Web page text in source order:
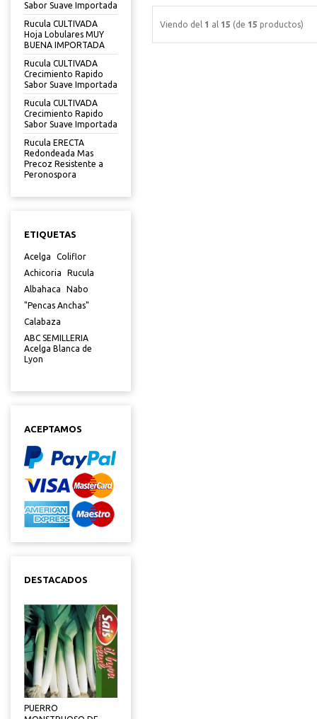
Sabor Suave Importada
Rucula CULTIVADA
Hoja Lobulares MUY
BUENA IMPORTADA
Rucula CULTIVADA
Crecimiento Rapido
Sabor Suave Importada
Rucula CULTIVADA
Crecimiento Rapido
Sabor Suave Importada
Rucula ERECTA
Redondeada Mas
Precoz Resistente a
Peronospora
ETIQUETAS
Acelga
Coliflor
Achicoria
Rucula
Albahaca
Nabo
"Pencas Anchas"
Calabaza
ABC SEMILLERIA
Acelga Blanca de
Lyon
ACEPTAMOS
DESTACADOS
PUERRO
Viendo del 1 al 15 (de 15 productos)